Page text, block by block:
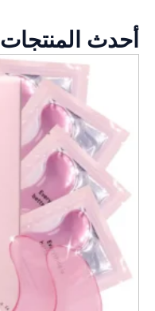
أحدث المنتجات